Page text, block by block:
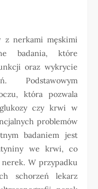
z nerkami męskimi
badania, które
oraz wykrycie
Podstawowym
która pozwala
czy krwi w
problemów
badaniem jest
we krwi, co
W przypadku
schorzeń lekarz